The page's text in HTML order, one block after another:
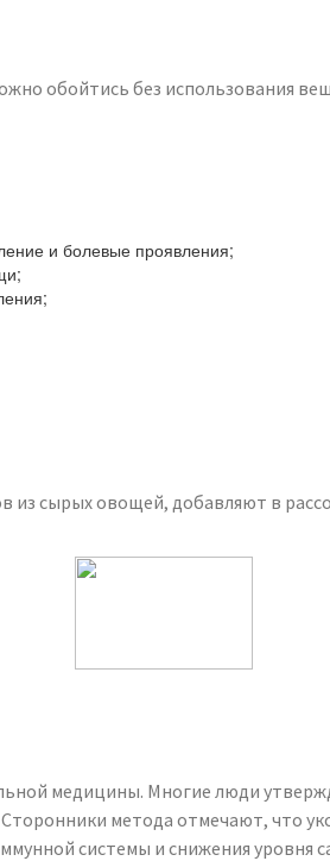
обойтись без использования
и болевые проявления;
из сырых овощей, добавляют в
медицины. Многие люди
метода отмечают, что
системы и снижения уровня